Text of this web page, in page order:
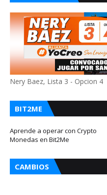
Nery Baez, Lista 3 - Opcion 4
BIT2ME
Aprende a operar con Crypto
Monedas en Bit2Me
CAMBIOS